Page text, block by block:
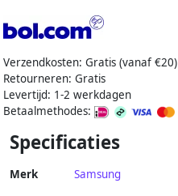
Verzendkosten: Gratis (vanaf €20)
Retourneren: Gratis
Levertijd: 1-2 werkdagen
Betaalmethodes:
Specificaties
Merk Samsung